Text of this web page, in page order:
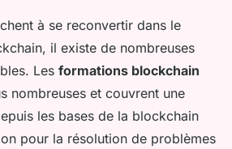
à se reconvertir dans le
il existe de nombreuses
Les formations blockchain
nombreuses et couvrent une
les bases de la blockchain
pour la résolution de problèmes